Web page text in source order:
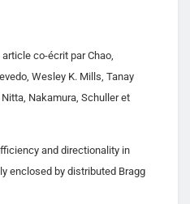
co-écrit par Chao,
Wesley K. Mills, Tanay
Nakamura, Schuller et
and directionality in
enclosed by distributed Bragg